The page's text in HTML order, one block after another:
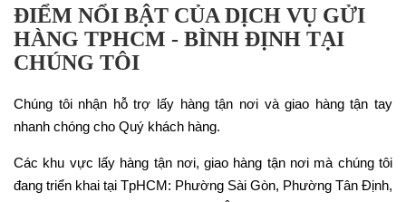
ĐIỂM NỔI BẬT CỦA DỊCH VỤ GỬI
HÀNG TPHCM - BÌNH ĐỊNH TẠI
CHÚNG TÔI
Chúng tôi nhận hỗ trợ lấy hàng tận nơi và giao hàng tận tay
nhanh chóng cho Quý khách hàng.
Các khu vực lấy hàng tận nơi, giao hàng tận nơi mà chúng tôi
đang triển khai tại TpHCM: Phường Sài Gòn, Phường Tân Định,